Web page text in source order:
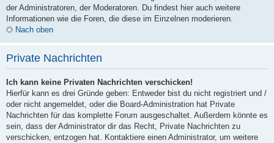
der Administratoren, der Moderatoren. Du findest hier auch weitere
Informationen wie die Foren, die diese im Einzelnen moderieren.
Nach oben
Private Nachrichten
Ich kann keine Privaten Nachrichten verschicken!
Hierfür kann es drei Gründe geben: Entweder bist du nicht registriert und /
oder nicht angemeldet, oder die Board-Administration hat Private
Nachrichten für das komplette Forum ausgeschaltet. Außerdem könnte es
sein, dass der Administrator dir das Recht, Private Nachrichten zu
verschicken, entzogen hat. Kontaktiere einen Administrator, um weitere